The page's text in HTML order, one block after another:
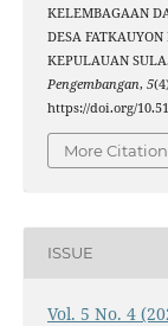
KELEMBAGAAN
DESA
KEPULAUAN SULA.
Pengembangan, 5
https://doi.org/
More
ISSUE
Vol. 5 No. 4